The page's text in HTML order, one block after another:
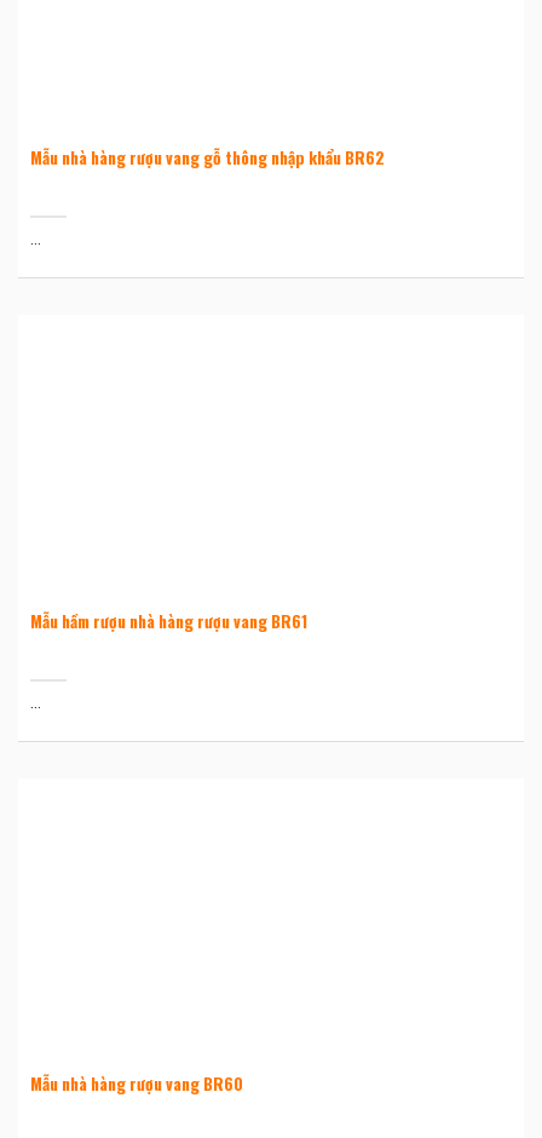
Mẫu nhà hàng rượu vang gỗ thông nhập khẩu BR62
Mẫu hầm rượu nhà hàng rượu vang BR61
Mẫu nhà hàng rượu vang BR60